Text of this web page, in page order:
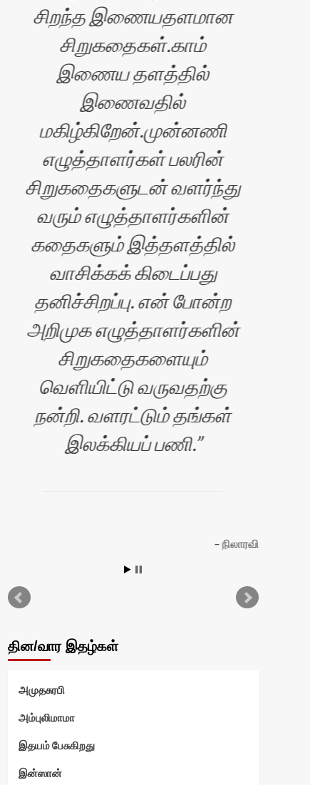
சிறந்த இணையதளமான
சிறுகதைகள்.காம்
இணைய தளத்தில்
இணைவதில்
மகிழ்கிறேன்.முன்னணி
எழுத்தாளர்கள் பலரின்
சிறுகதைகளுடன் வளர்ந்து
வரும் எழுத்தாளர்களின்
கதைகளும் இத்தளத்தில்
வாசிக்கக் கிடைப்பது
தனிச்சிறப்பு. என் போன்ற
அறிமுக எழுத்தாளர்களின்
சிறுகதைகளையும்
வெளியிட்டு வருவதற்கு
நன்றி. வளரட்டும் தங்கள்
இலக்கியப் பணி.
நிலாரவி
தின/வார இதழ்கள்
அமுதசுரபி
அம்புலிமாமா
இதயம் பேசுகிறது
இன்ஸான்